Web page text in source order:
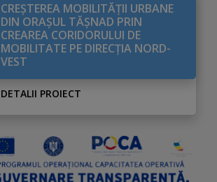
CREŞTEREA MOBILITĂŢII URBANE
DIN ORAŞUL TĂŞNAD PRIN
CREAREA CORIDORULUI DE
MOBILITATE PE DIRECŢIA NORD-
VEST
DETALII PROIECT